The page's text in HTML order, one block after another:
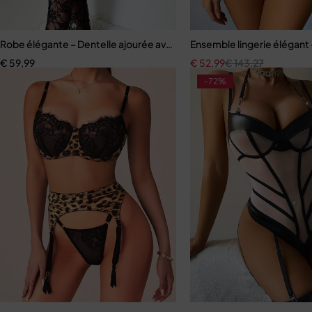
Robe élégante – Dentelle ajourée avec fente haute et effet
€ 59,99
Ensemble lingerie
€143,27
€ 52,99
-72%